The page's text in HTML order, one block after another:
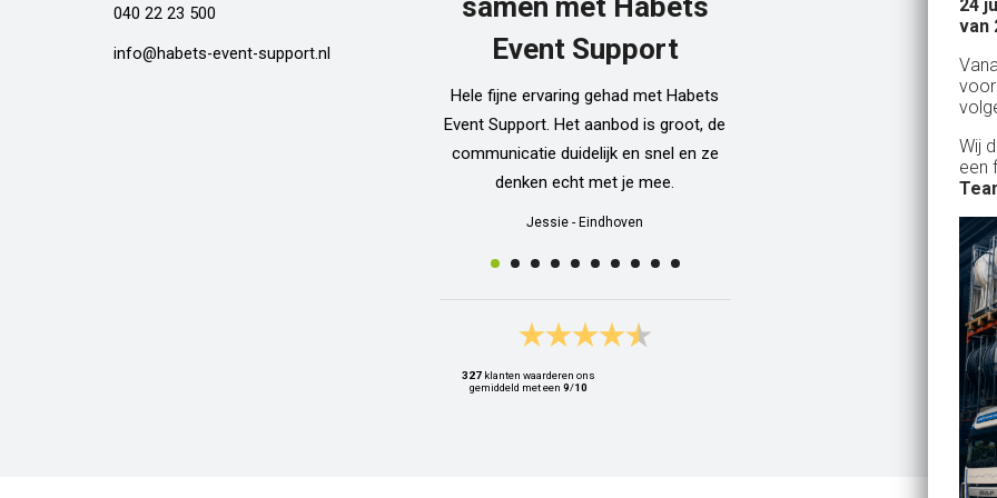
040 22 23 500
info@habets-event-support.nl
samen met Habets
Event Support
Hele fijne ervaring gehad met Habets
Event Support. Het aanbod is groot, de
communicatie duidelijk en snel en ze
denken echt met je mee.
Jessie - Eindhoven
Al een aantal jaar huren wij in
een kamphuis met vrienden. We
dan een bar incl vaten bier en
wordt netjes voor ons neergezet.
doen als je een vat gaat
Alle spullen worden op maandag
weer netjes opgehaald ook al
dan weer thuis ;) In het warme
van 10 juli waren wij wederom
Geldrop en we hebben van het
het eind een heerlijk koud
gedronken! Top installatie !!
Hoogvliet Rotterdam
327klanten waarderen ons
gemiddeld met een 9/10
24
van
voor
Wij
een